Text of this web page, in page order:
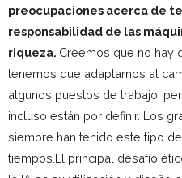
preocupaciones acerca de
responsabilidad de las
riqueza. Creemos que no hay
tenemos que adaptarnos al
algunos puestos de trabajo,
incluso están por definir. Los
siempre han tenido este tipo
tiempos.El principal desafío